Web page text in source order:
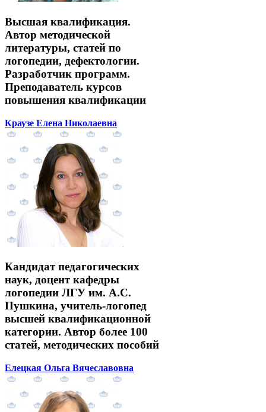
Высшая квалификация.
Автор методической
литературы, статей по
логопедии, дефектологии.
Разработчик программ.
Преподаватель курсов
повышения квалификации
Краузе Елена Николаевна
Кандидат педагогических
наук, доцент кафедры
логопедии ЛГУ им. А.С.
Пушкина, учитель-логопед
высшей квалификационной
категории. Автор более 100
статей, методических пособий
Елецкая Ольга Вячеславовна